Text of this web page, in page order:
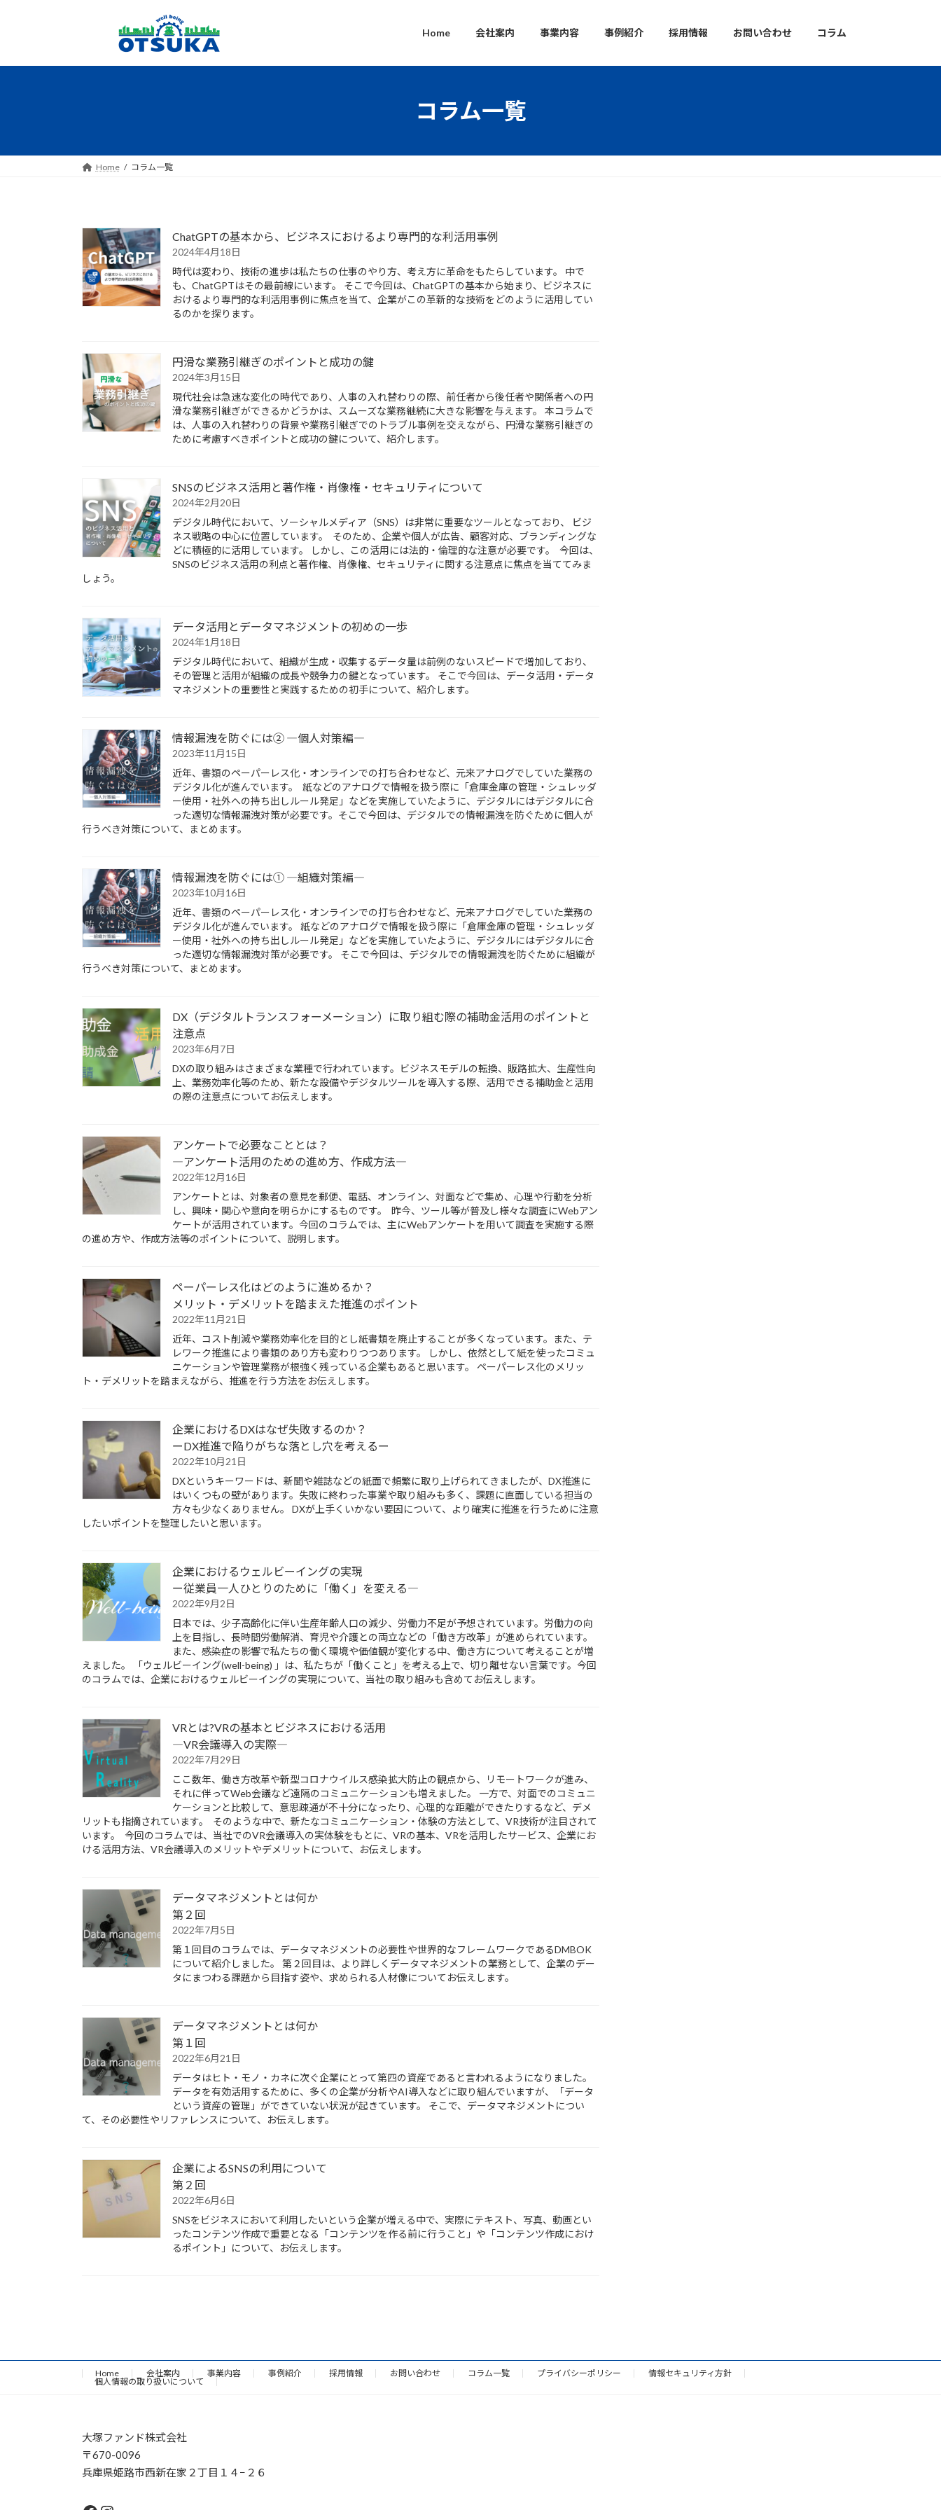
プ
動
Home 会社案内 事業内容 事例紹介 採用情報 お問い合わせ コラム
コラム一覧
Home コラム一覧
ChatGPTの基本から、ビジネスにおけるより専門的な利活用事例
2024年4月18日
時代は変わり、技術の進歩は私たちの仕事のやり方、考え方に革命をもたらしています。 中で
も、ChatGPTはその最前線にいます。 そこで今回は、ChatGPTの基本から始まり、ビジネスに
おけるより専門的な利活用事例に焦点を当て、企業がこの革新的な技術をどのように活用してい
るのかを探ります。
円滑な業務引継ぎのポイントと成功の鍵
2024年3月15日
現代社会は急速な変化の時代であり、人事の入れ替わりの際、前任者から後任者や関係者への円
滑な業務引継ぎができるかどうかは、スムーズな業務継続に大きな影響を与えます。 本コラムで
は、人事の入れ替わりの背景や業務引継ぎでのトラブル事例を交えながら、円滑な業務引継ぎの
ために考慮すべきポイントと成功の鍵について、紹介します。
SNSのビジネス活用と著作権・肖像権・セキュリティについて
2024年2月20日
デジタル時代において、ソーシャルメディア（SNS）は非常に重要なツールとなっており、 ビジ
ネス戦略の中心に位置しています。 そのため、企業や個人が広告、顧客対応、ブランディングな
どに積極的に活用しています。 しかし、この活用には法的・倫理的な注意が必要です。 今回は、
SNSのビジネス活用の利点と著作権、肖像権、セキュリティに関する注意点に焦点を当ててみま
しょう。
データ活用とデータマネジメントの初めの一歩
2024年1月18日
デジタル時代において、組織が生成・収集するデータ量は前例のないスピードで増加しており、
その管理と活用が組織の成長や競争力の鍵となっています。 そこで今回は、データ活用・データ
マネジメントの重要性と実践するための初手について、紹介します。
情報漏洩を防ぐには② ―個人対策編―
2023年11月15日
近年、書類のペーパーレス化・オンラインでの打ち合わせなど、元来アナログでしていた業務の
デジタル化が進んでいます。 紙などのアナログで情報を扱う際に「倉庫金庫の管理・シュレッダ
ー使用・社外への持ち出しルール発足」などを実施していたように、デジタルにはデジタルに合
った適切な情報漏洩対策が必要です。そこで今回は、デジタルでの情報漏洩を防ぐために個人が
行うべき対策について、まとめます。
情報漏洩を防ぐには① ―組織対策編―
2023年10月16日
近年、書類のペーパーレス化・オンラインでの打ち合わせなど、元来アナログでしていた業務の
デジタル化が進んでいます。 紙などのアナログで情報を扱う際に「倉庫金庫の管理・シュレッダ
ー使用・社外への持ち出しルール発足」などを実施していたように、デジタルにはデジタルに合
った適切な情報漏洩対策が必要です。 そこで今回は、デジタルでの情報漏洩を防ぐために組織が
行うべき対策について、まとめます。
DX（デジタルトランスフォーメーション）に取り組む際の補助金活用のポイントと
注意点
2023年6月7日
DXの取り組みはさまざまな業種で行われています。ビジネスモデルの転換、販路拡大、生産性向
上、業務効率化等のため、新たな設備やデジタルツールを導入する際、活用できる補助金と活用
の際の注意点についてお伝えします。
アンケートで必要なこととは？
―アンケート活用のための進め方、作成方法―
2022年12月16日
アンケートとは、対象者の意見を郵便、電話、オンライン、対面などで集め、心理や行動を分析
し、興味・関心や意向を明らかにするものです。 昨今、ツール等が普及し様々な調査にWebアン
ケートが活用されています。今回のコラムでは、主にWebアンケートを用いて調査を実施する際
の進め方や、作成方法等のポイントについて、説明します。
ペーパーレス化はどのように進めるか？
メリット・デメリットを踏まえた推進のポイント
2022年11月21日
近年、コスト削減や業務効率化を目的とし紙書類を廃止することが多くなっています。また、テ
レワーク推進により書類のあり方も変わりつつあります。 しかし、依然として紙を使ったコミュ
ニケーションや管理業務が根強く残っている企業もあると思います。 ペーパーレス化のメリッ
ト・デメリットを踏まえながら、推進を行う方法をお伝えします。
企業におけるDXはなぜ失敗するのか？
ーDX推進で陥りがちな落とし穴を考えるー
2022年10月21日
DXというキーワードは、新聞や雑誌などの紙面で頻繁に取り上げられてきましたが、DX推進に
はいくつもの壁があります。失敗に終わった事業や取り組みも多く、課題に直面している担当の
方々も少なくありません。 DXが上手くいかない要因について、より確実に推進を行うために注意
したいポイントを整理したいと思います。
企業におけるウェルビーイングの実現
ー従業員一人ひとりのために「働く」を変える―
2022年9月2日
日本では、少子高齢化に伴い生産年齢人口の減少、労働力不足が予想されています。労働力の向
上を目指し、長時間労働解消、育児や介護との両立などの「働き方改革」が進められています。
また、感染症の影響で私たちの働く環境や価値観が変化する中、働き方について考えることが増
えました。 「ウェルビーイング(well-being) 」は、私たちが「働くこと」を考える上で、切り離せない言葉です。今回
のコラムでは、企業におけるウェルビーイングの実現について、当社の取り組みも含めてお伝えします。
VRとは?VRの基本とビジネスにおける活用
―VR会議導入の実際―
2022年7月29日
ここ数年、働き方改革や新型コロナウイルス感染拡大防止の観点から、リモートワークが進み、
それに伴ってWeb会議など遠隔のコミュニケーションも増えました。 一方で、対面でのコミュニ
ケーションと比較して、意思疎通が不十分になったり、心理的な距離ができたりするなど、デメ
リットも指摘されています。 そのような中で、新たなコミュニケーション・体験の方法として、VR技術が注目されて
います。 今回のコラムでは、当社でのVR会議導入の実体験をもとに、VRの基本、VRを活用したサービス、企業にお
ける活用方法、VR会議導入のメリットやデメリットについて、お伝えします。
データマネジメントとは何か
第２回
2022年7月5日
第１回目のコラムでは、データマネジメントの必要性や世界的なフレームワークであるDMBOK
について紹介しました。 第２回目は、より詳しくデータマネジメントの業務として、企業のデー
タにまつわる課題から目指す姿や、求められる人材像についてお伝えします。
データマネジメントとは何か
第１回
2022年6月21日
データはヒト・モノ・カネに次ぐ企業にとって第四の資産であると言われるようになりました。
データを有効活用するために、多くの企業が分析やAI導入などに取り組んでいますが、「データ
という資産の管理」ができていない状況が起きています。 そこで、データマネジメントについ
て、その必要性やリファレンスについて、お伝えします。
企業によるSNSの利用について
第２回
2022年6月6日
SNSをビジネスにおいて利用したいという企業が増える中で、実際にテキスト、写真、動画とい
ったコンテンツ作成で重要となる「コンテンツを作る前に行うこと」や「コンテンツ作成におけ
るポイント」について、お伝えします。
Home 会社案内 事業内容 事例紹介 採用情報 お問い合わせ コラム一覧 プライバシーポリシー
情報セキュリティ方針
個人情報の取り扱いについて
大塚ファンド株式会社
〒670-0096
兵庫県姫路市西新在家２丁目１４−２６